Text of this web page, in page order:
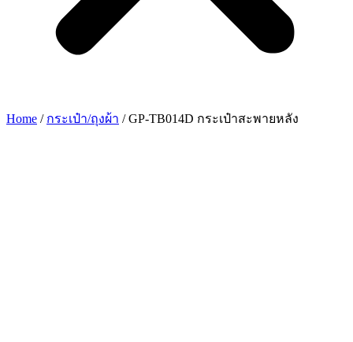
Home / กระเป๋า/ถุงผ้า / GP-TB014D กระเป๋าสะพายหลัง